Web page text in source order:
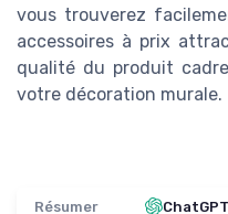
vous trouverez
accessoires à prix
qualité du produit
votre décoration murale.
Résumer ChatGPT